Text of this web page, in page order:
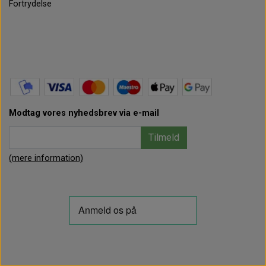
Fortrydelse
Modtag vores nyhedsbrev via e-mail
Tilmeld
(mere information)